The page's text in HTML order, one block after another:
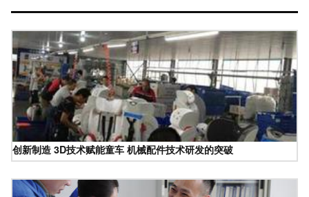
创新制造 3D技术赋能童车 机械配件技术研发的突破